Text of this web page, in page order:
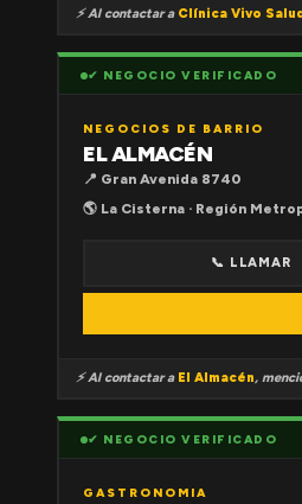
⚡ Al contactar a Clínica Vivo
✔ NEGOCIO VERIFICADO
NEGOCIOS DE BARRIO
EL ALMACÉN
📍 Gran Avenida 8740
🌎 La Cisterna · Región
📞 LLAMAR
⚡ Al contactar a El Almacén,
✔ NEGOCIO VERIFICADO
GASTRONOMIA